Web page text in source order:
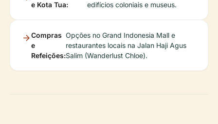
e Kota Tua:
edifícios coloniais e museus.
Compras
e
Refeições:
Opções no Grand Indonesia Mall e
restaurantes locais na Jalan Haji Agus
Salim (Wanderlust Chloe).